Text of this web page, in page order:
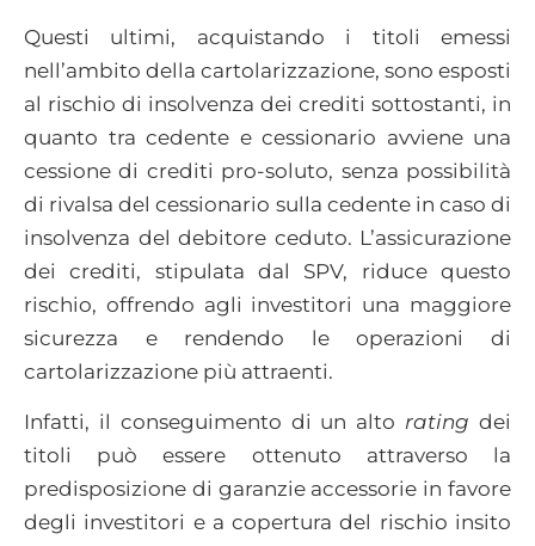
Questi ultimi, acquistando i titoli emessi
nell’ambito della cartolarizzazione, sono esposti
al rischio di insolvenza dei crediti sottostanti, in
quanto tra cedente e cessionario avviene una
cessione di crediti pro-soluto, senza possibilità
di rivalsa del cessionario sulla cedente in caso di
insolvenza del debitore ceduto. L’assicurazione
dei crediti, stipulata dal SPV, riduce questo
rischio, offrendo agli investitori una maggiore
sicurezza e rendendo le operazioni di
cartolarizzazione più attraenti.
Infatti, il conseguimento di un alto ratingdei
titoli può essere ottenuto attraverso la
predisposizione di garanzie accessorie in favore
degli investitori e a copertura del rischio insito